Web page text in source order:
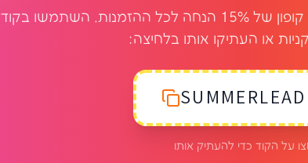
כל מי שסוגר דרך האתר מקבל קופון של 15% הנחה לכל ההזמנות. השתמשו בקוד
או העתיקו אותו בלחיצה:
על הקוד כדי להעתיק אותו